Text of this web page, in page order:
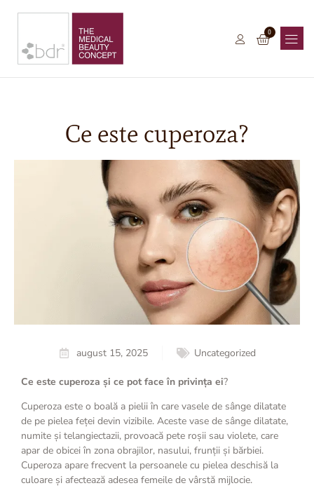
0
Ce este cuperoza?
august 15, 2025 Uncategorized
Ce este cuperoza și ce pot face în privința ei?
Cuperoza este o boală a pielii în care vasele de sânge dilatate
de pe pielea feței devin vizibile. Aceste vase de sânge dilatate,
numite și telangiectazii, provoacă pete roșii sau violete, care
apar de obicei în zona obrajilor, nasului, frunții și bărbiei.
Cuperoza apare frecvent la persoanele cu pielea deschisă la
culoare și afectează adesea femeile de vârstă mijlocie.